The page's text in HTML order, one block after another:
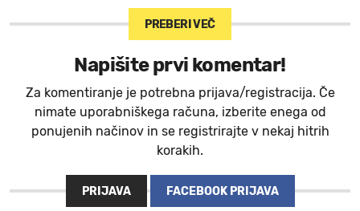
PREBERI VEČ
Napišite prvi komentar!
Za komentiranje je potrebna prijava/registracija. Če
nimate uporabniškega računa, izberite enega od
ponujenih načinov in se registrirajte v nekaj hitrih
korakih.
PRIJAVA FACEBOOK PRIJAVA